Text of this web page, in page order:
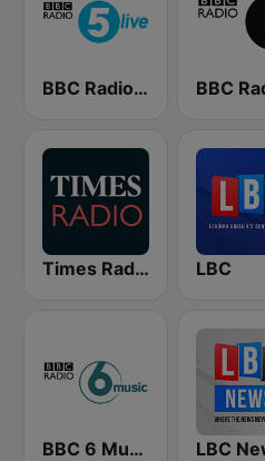
BBC Radio 5 live BBC
Times Radio LBC
BBC 6 Music LBC